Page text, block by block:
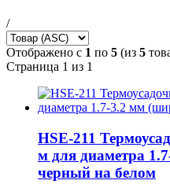
/
Отображено с 1 по 5 (из 5
Страница 1 из 1
HSE-211
м для диаметра
черный на белом